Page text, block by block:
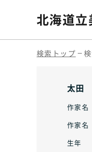
北海道
検索トップ
太田
作家名
作家名
生年